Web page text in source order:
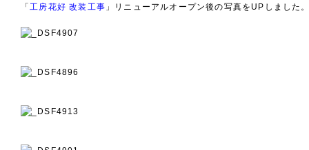
「工房花好 改装工事 」リニューアルオープン後の写真をUPしました